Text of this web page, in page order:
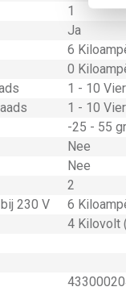
1
Ja
6
0
1 - 10
1 - 10
-25 - 55
Nee
Nee
2
230 V
6
4 Kilovolt